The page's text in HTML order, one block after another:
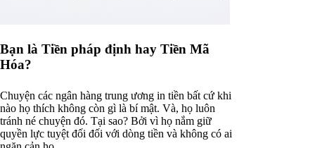
Bạn là Tiền pháp định hay Tiền Mã
Hóa?
Chuyện các ngân hàng trung ương in tiền bất cứ khi
nào họ thích không còn gì là bí mật. Và, họ luôn
tránh né chuyện đó. Tại sao? Bởi vì họ nắm giữ
quyền lực tuyệt đối đối với dòng tiền và không có ai